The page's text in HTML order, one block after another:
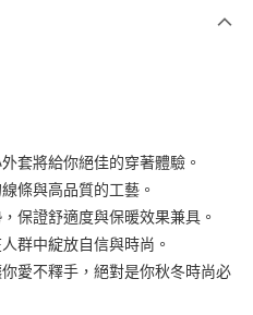
彰化商業銀行
台北富邦商業銀行
兆豐國際商業銀行
台中商業銀行
華泰商業銀行
遠東國際商業銀行
彰化商業銀行
台北富邦商業銀行
兆豐國際商業銀行
台中商業銀行
套將給你絕佳的穿著體驗。
條與高品質的工藝。
保證舒適度與保暖效果兼具。
群中綻放自信與時尚。
愛不釋手，絕對是你秋冬時尚必